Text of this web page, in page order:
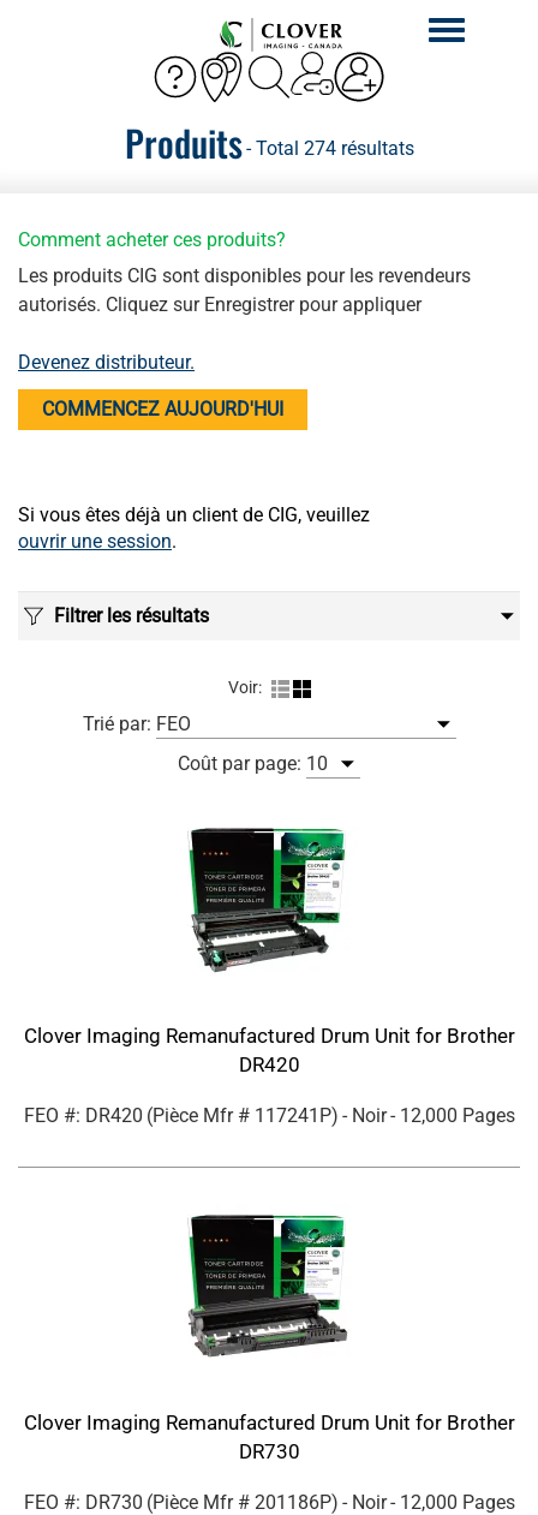
Activer
Produits- Total 274 résultats
Comment acheter ces produits?
Les produits CIG sont disponibles pour les revendeurs
autorisés. Cliquez sur Enregistrer pour appliquer
Devenez distributeur.
COMMENCEZ AUJOURD'HUI
Si vous êtes déjà un client de CIG, veuillez
ouvrir une session.
Filtrer les résultats
Voir:
Trié par:
Coût par page:
Clover Imaging Remanufactured Drum Unit for Brother
DR420
FEO #: DR420 (Pièce Mfr # 117241P) - Noir- 12,000 Pages
Clover Imaging Remanufactured Drum Unit for Brother
DR730
FEO #: DR730 (Pièce Mfr # 201186P) - Noir- 12,000 Pages